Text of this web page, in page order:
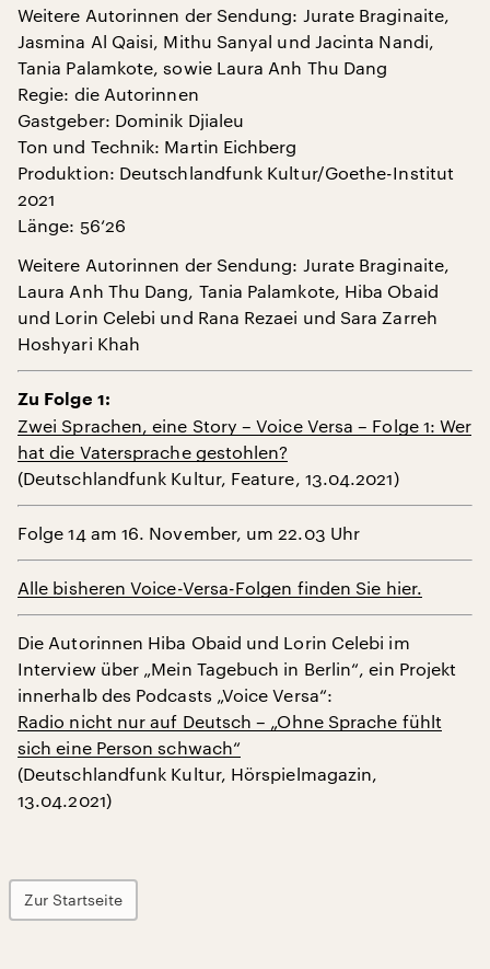
Weitere Autorinnen der Sendung: Jurate Braginaite,
Jasmina Al Qaisi, Mithu Sanyal und Jacinta Nandi,
Tania Palamkote, sowie Laura Anh Thu Dang
Regie: die Autorinnen
Gastgeber: Dominik Djialeu
Ton und Technik: Martin Eichberg
Produktion: Deutschlandfunk Kultur/Goethe-Institut
2021
Länge: 56‘26
Weitere Autorinnen der Sendung: Jurate Braginaite,
Laura Anh Thu Dang, Tania Palamkote, Hiba Obaid
und Lorin Celebi und Rana Rezaei und Sara Zarreh
Hoshyari Khah
Zu Folge 1:
Zwei Sprachen, eine Story – Voice Versa – Folge 1: Wer
hat die Vatersprache gestohlen?
(Deutschlandfunk Kultur, Feature, 13.04.2021)
Folge 14 am 16. November, um 22.03 Uhr
Alle bisheren Voice-Versa-Folgen finden Sie hier.
Die Autorinnen Hiba Obaid und Lorin Celebi im
Interview über „Mein Tagebuch in Berlin“, ein Projekt
innerhalb des Podcasts „Voice Versa“:
Radio nicht nur auf Deutsch – „Ohne Sprache fühlt
sich eine Person schwach“
(Deutschlandfunk Kultur, Hörspielmagazin,
13.04.2021)
Zur Startseite